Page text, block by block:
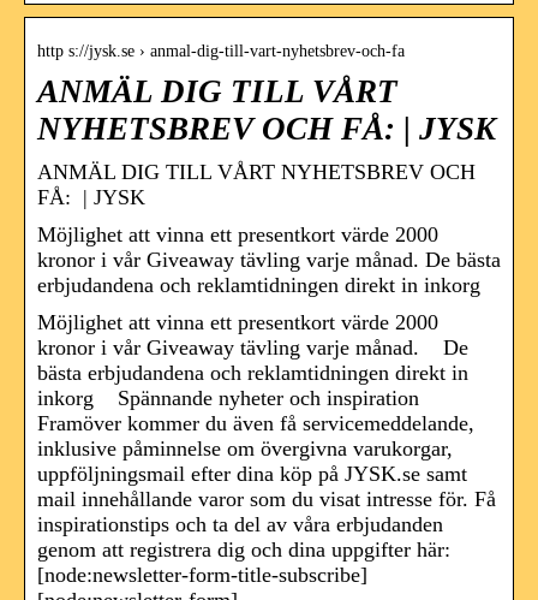
http s://jysk.se › anmal-dig-till-vart-nyhetsbrev-och-fa
ANMÄL DIG TILL VÅRT
NYHETSBREV OCH FÅ: | JYSK
ANMÄL DIG TILL VÅRT NYHETSBREV OCH
FÅ: | JYSK
Möjlighet att vinna ett presentkort värde 2000
kronor i vår Giveaway tävling varje månad. De bästa
erbjudandena och reklamtidningen direkt in inkorg
Möjlighet att vinna ett presentkort värde 2000
kronor i vår Giveaway tävling varje månad. De
bästa erbjudandena och reklamtidningen direkt in
inkorg Spännande nyheter och inspiration
Framöver kommer du även få servicemeddelande,
inklusive påminnelse om övergivna varukorgar,
uppföljningsmail efter dina köp på JYSK.se samt
mail innehållande varor som du visat intresse för. Få
inspirationstips och ta del av våra erbjudanden
genom att registrera dig och dina uppgifter här:
[node:newsletter-form-title-subscribe]